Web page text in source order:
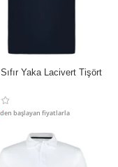
Yaka Lacivert Tişört
başlayan fiyatlarla